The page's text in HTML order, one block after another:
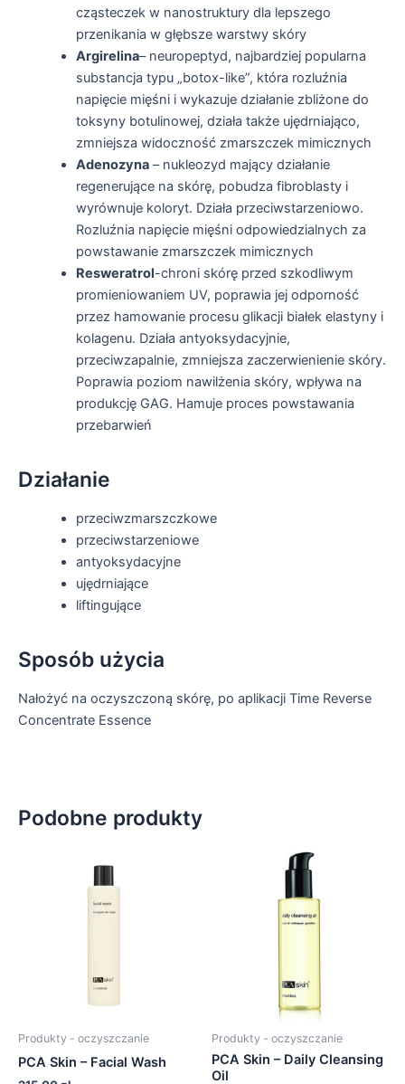
cząsteczek w nanostruktury dla lepszego
przenikania w głębsze warstwy skóry
Argirelina– neuropeptyd, najbardziej popularna
substancja typu „botox-like”, która rozluźnia
napięcie mięśni i wykazuje działanie zbliżone do
toksyny botulinowej, działa także ujędrniająco,
zmniejsza widoczność zmarszczek mimicznych
Adenozyna– nukleozyd mający działanie
regenerujące na skórę, pobudza fibroblasty i
wyrównuje koloryt. Działa przeciwstarzeniowo.
Rozluźnia napięcie mięśni odpowiedzialnych za
powstawanie zmarszczek mimicznych
Resweratrol-chroni skórę przed szkodliwym
promieniowaniem UV, poprawia jej odporność
przez hamowanie procesu glikacji białek elastyny i
kolagenu. Działa antyoksydacyjnie,
przeciwzapalnie, zmniejsza zaczerwienienie skóry.
Poprawia poziom nawilżenia skóry, wpływa na
produkcję GAG. Hamuje proces powstawania
przebarwień
Działanie
przeciwzmarszczkowe
przeciwstarzeniowe
antyoksydacyjne
ujędrniające
liftingujące
Sposób użycia
Nałożyć na oczyszczoną skórę, po aplikacji Time Reverse
Concentrate Essence
Podobne produkty
Produkty - oczyszczanie
PCA Skin – Facial Wash
Produkty - oczyszczanie
PCA Skin – Daily Cleansing
Oil